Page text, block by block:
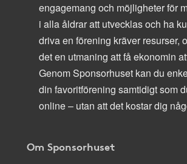
engagemang och möjligheter för
i alla åldrar att utvecklas och ha
driva en förening kräver resurser,
det en utmaning att få ekonomin
Genom Sponsorhuset kan du
din favoritförening samtidigt som
online – utan att det kostar dig
Om Sponsorhuset